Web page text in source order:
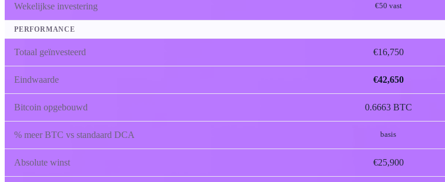
Wekelijkse investering €50 vast
PERFORMANCE
Totaal geïnvesteerd €16,750
Eindwaarde €42,650
Bitcoin opgebouwd 0.6663 BTC
% meer BTC vs standaard DCA basis
Absolute winst €25,900